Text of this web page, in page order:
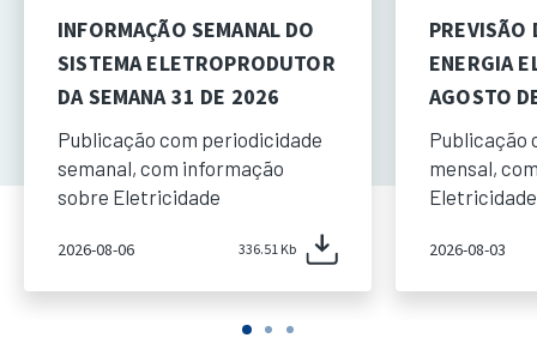
INFORMAÇÃO SEMANAL DO
SISTEMA ELETROPRODUTOR
DA SEMANA 31 DE 2026
Publicação com periodicidade
semanal, com informação
sobre Eletricidade
2026-08-06 336.51 Kb
PREVISÃO
ENERGIA
AGOSTO
Publicação
mensal,
Eletricidade
2026-08-03